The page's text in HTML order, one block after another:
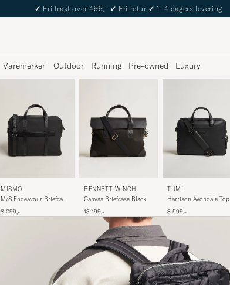
The Care of Carl Passport
Varemerker Outdoor Running Pre-owned Luxury
MISMO
M/S Endeavour Briefcase
8 099,-
BENNETT WINCH
Canvas Briefcase Black
13 199,-
TUMI
Harrison Avondale Top
8 599,-